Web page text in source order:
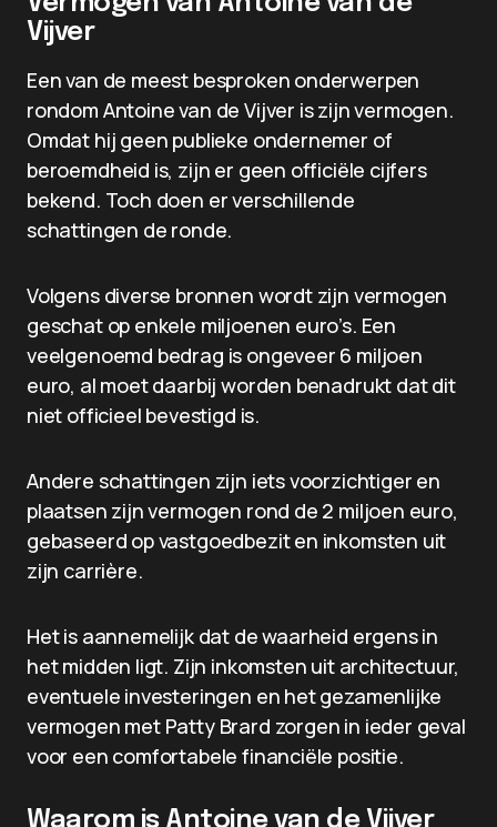
Vijver
Een van de meest besproken onderwerpen
rondom Antoine van de Vijver is zijn vermogen.
Omdat hij geen publieke ondernemer of
beroemdheid is, zijn er geen officiële cijfers
bekend. Toch doen er verschillende
schattingen de ronde.
Volgens diverse bronnen wordt zijn vermogen
geschat op enkele miljoenen euro’s. Een
veelgenoemd bedrag is ongeveer 6 miljoen
euro, al moet daarbij worden benadrukt dat dit
niet officieel bevestigd is.
Andere schattingen zijn iets voorzichtiger en
plaatsen zijn vermogen rond de 2 miljoen euro,
gebaseerd op vastgoedbezit en inkomsten uit
zijn carrière.
Het is aannemelijk dat de waarheid ergens in
het midden ligt. Zijn inkomsten uit architectuur,
eventuele investeringen en het gezamenlijke
vermogen met Patty Brard zorgen in ieder geval
voor een comfortabele financiële positie.
Waarom is Antoine van de Vijver